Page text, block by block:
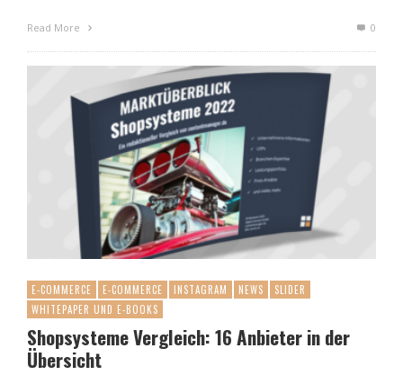
Read More 0
E-COMMERCE E-COMMERCE INSTAGRAM NEWS
SLIDER
WHITEPAPER UND E-BOOKS
Shopsysteme Vergleich: 16 Anbieter in der
Übersicht